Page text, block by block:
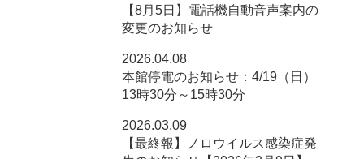
【8月5日】電話機自動音声案内の
変更のお知らせ
2026.04.08
本館停電のお知らせ：4/19（日）
13時30分～15時30分
2026.03.09
【最終報】ノロウイルス感染症発